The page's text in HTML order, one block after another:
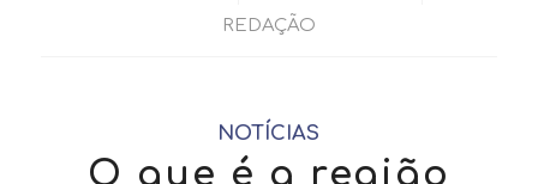
REDAÇÃO
NOTÍCIAS
O que é a região